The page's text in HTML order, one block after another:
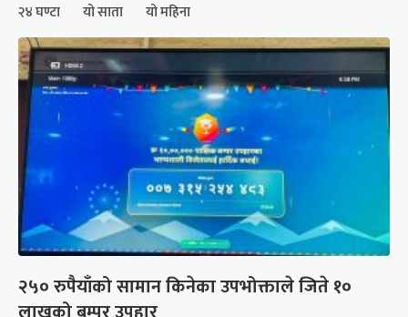
२४ घण्टा यो साता यो महिना
२५० रुपैयाँको सामान किनेका उपभोक्ताले जिते १०